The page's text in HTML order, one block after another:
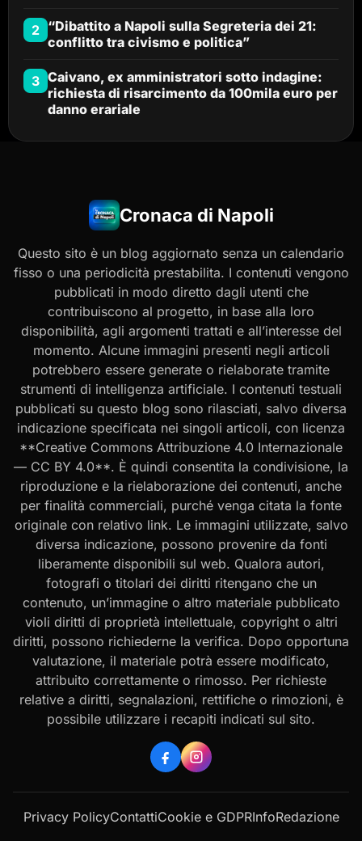
2 “Dibattito a Napoli sulla Segreteria dei 21:
conflitto tra civismo e politica”
3 Caivano, ex amministratori sotto indagine:
richiesta di risarcimento da 100mila euro per
danno erariale
Cronaca di Napoli
Questo sito è un blog aggiornato senza un calendario
fisso o una periodicità prestabilita. I contenuti vengono
pubblicati in modo diretto dagli utenti che
contribuiscono al progetto, in base alla loro
disponibilità, agli argomenti trattati e all’interesse del
momento. Alcune immagini presenti negli articoli
potrebbero essere generate o rielaborate tramite
strumenti di intelligenza artificiale. I contenuti testuali
pubblicati su questo blog sono rilasciati, salvo diversa
indicazione specificata nei singoli articoli, con licenza
**Creative Commons Attribuzione 4.0 Internazionale
— CC BY 4.0**. È quindi consentita la condivisione, la
riproduzione e la rielaborazione dei contenuti, anche
per finalità commerciali, purché venga citata la fonte
originale con relativo link. Le immagini utilizzate, salvo
diversa indicazione, possono provenire da fonti
liberamente disponibili sul web. Qualora autori,
fotografi o titolari dei diritti ritengano che un
contenuto, un’immagine o altro materiale pubblicato
violi diritti di proprietà intellettuale, copyright o altri
diritti, possono richiederne la verifica. Dopo opportuna
valutazione, il materiale potrà essere modificato,
attribuito correttamente o rimosso. Per richieste
relative a diritti, segnalazioni, rettifiche o rimozioni, è
possibile utilizzare i recapiti indicati sul sito.
Privacy PolicyContattiCookie e GDPRInfoRedazione